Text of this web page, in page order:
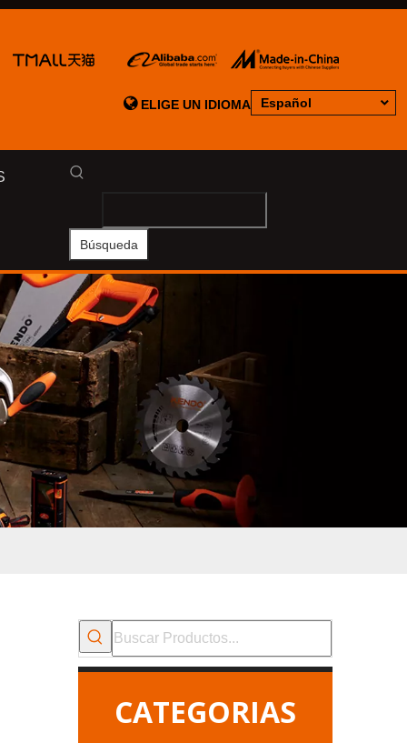
ELIGE UN IDIOMA Español
Búsqueda
CATEGORIAS